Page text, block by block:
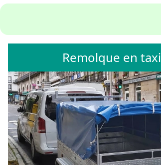
Remolque en taxi